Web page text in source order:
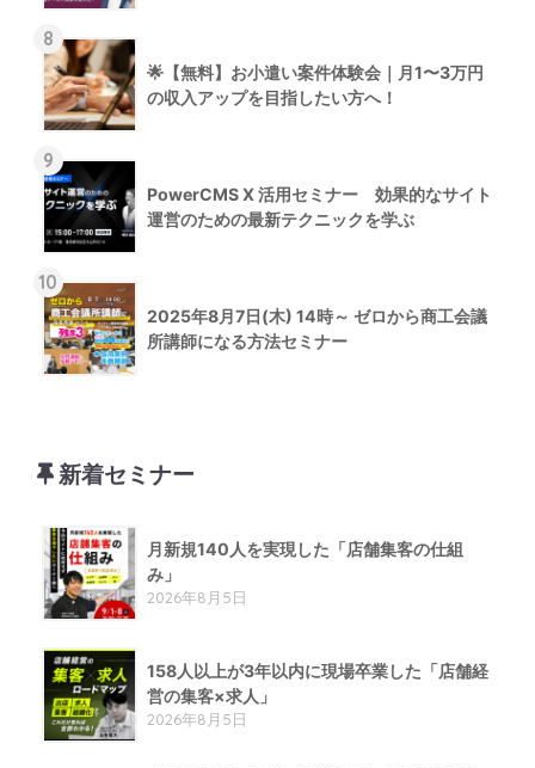
8
🌟【無料】お小遣い案件体験会｜月1〜3万円
の収入アップを目指したい方へ！
9
PowerCMS X 活用セミナー 効果的なサイト
運営のための最新テクニックを学ぶ
10
2025年8月7日(木) 14時～ ゼロから商工会議
所講師になる方法セミナー
新着セミナー
月新規140人を実現した「店舗集客の仕組
み」
2026年8月5日
158人以上が3年以内に現場卒業した「店舗経
営の集客×求人」
2026年8月5日